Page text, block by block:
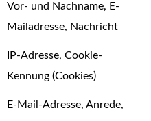
Vor- und Nachname, E-
Mailadresse, Nachricht
IP-Adresse, Cookie-
Kennung (Cookies)
E-Mail-Adresse, Anrede,